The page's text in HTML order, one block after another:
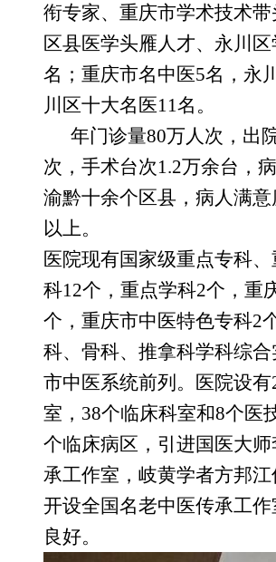
衔专家、重庆市学术技术
区县医学头雁人才、永川
名；重庆市名中医5名，永
川区十大名医11名。
年门诊量80万人次，出
次，手术台次1.2万余台，
渝黔十余个区县，病人满意
以上。
医院现有国家级重点专科
科12个，重点学科2个，重
个，重庆市中医特色专科2
科、骨科、推拿科学科综
市中医系统前列。医院设
室，38个临床科室和8个医
个临床病区，引进国医大
承工作室，岐黄学者方邦江
开设全国名老中医传承工
良好。